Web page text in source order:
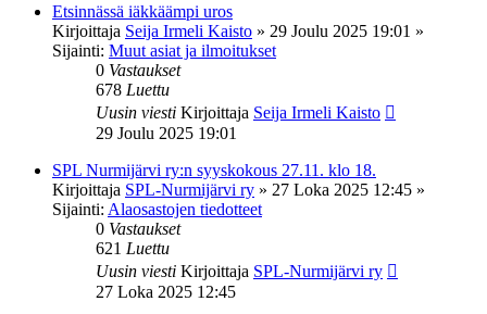
Etsinnässä iäkkäämpi uros
Kirjoittaja Seija Irmeli Kaisto » 29 Joulu 2025 19:01 »
Sijainti: Muut asiat ja ilmoitukset
0 Vastaukset
678 Luettu
Uusin viesti Kirjoittaja Seija Irmeli Kaisto
29 Joulu 2025 19:01
SPL Nurmijärvi ry:n syyskokous 27.11. klo 18.
Kirjoittaja SPL-Nurmijärvi ry » 27 Loka 2025 12:45 »
Sijainti: Alaosastojen tiedotteet
0 Vastaukset
621 Luettu
Uusin viesti Kirjoittaja SPL-Nurmijärvi ry
27 Loka 2025 12:45